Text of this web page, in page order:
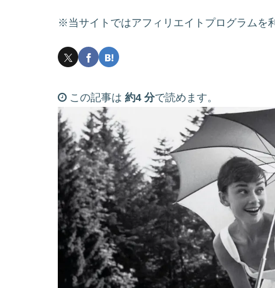
※当サイトではアフィリエイトプログラムを
この記事は 約4 分で読めます。